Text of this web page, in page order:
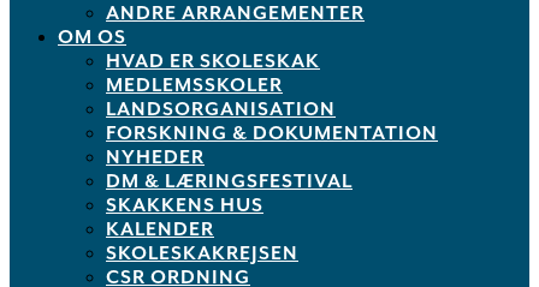
ANDRE ARRANGEMENTER
OM OS
HVAD ER SKOLESKAK
MEDLEMSSKOLER
LANDSORGANISATION
FORSKNING & DOKUMENTATION
NYHEDER
DM & LÆRINGSFESTIVAL
SKAKKENS HUS
KALENDER
SKOLESKAKREJSEN
CSR ORDNING